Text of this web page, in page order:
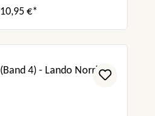
10,95 €*